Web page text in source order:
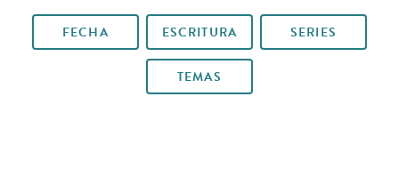
FECHA ESCRITURA SERIES
TEMAS